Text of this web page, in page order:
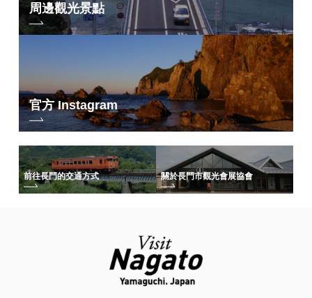
周邊觀光景點
官方 Instagram
前往長門的交通方式 關於長門市觀光會展協會